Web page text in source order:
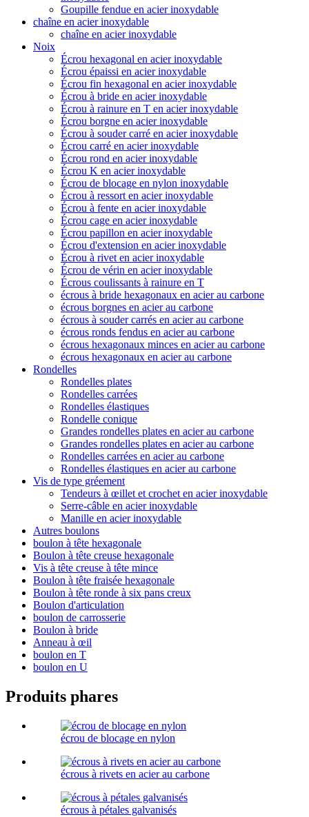
Goupille fendue en acier inoxydable
chaîne en acier inoxydable
chaîne en acier inoxydable
Noix
Écrou hexagonal en acier inoxydable
Écrou épaissi en acier inoxydable
Écrou fin hexagonal en acier inoxydable
Écrou à bride en acier inoxydable
Écrou à rainure en T en acier inoxydable
Écrou borgne en acier inoxydable
Écrou à souder carré en acier inoxydable
Écrou carré en acier inoxydable
Écrou rond en acier inoxydable
Écrou K en acier inoxydable
Écrou de blocage en nylon inoxydable
Écrou à ressort en acier inoxydable
Écrou à fente en acier inoxydable
Écrou cage en acier inoxydable
Écrou papillon en acier inoxydable
Écrou d'extension en acier inoxydable
Écrou à rivet en acier inoxydable
Écrou de vérin en acier inoxydable
Écrous coulissants à rainure en T
écrous à bride hexagonaux en acier au carbone
écrous borgnes en acier au carbone
écrous à souder carrés en acier au carbone
écrous ronds fendus en acier au carbone
écrous hexagonaux minces en acier au carbone
écrous hexagonaux en acier au carbone
Rondelles
Rondelles plates
Rondelles carrées
Rondelles élastiques
Rondelle conique
Grandes rondelles plates en acier au carbone
Grandes rondelles plates en acier au carbone
Rondelles carrées en acier au carbone
Rondelles élastiques en acier au carbone
Vis de type gréement
Tendeurs à œillet et crochet en acier inoxydable
Serre-câble en acier inoxydable
Manille en acier inoxydable
Autres boulons
boulon à tête hexagonale
Boulon à tête creuse hexagonale
Vis à tête creuse à tête mince
Boulon à tête fraisée hexagonale
Boulon à tête ronde à six pans creux
Boulon d'articulation
boulon de carrosserie
Boulon à bride
Anneau à œil
boulon en T
boulon en U
Produits phares
écrou de blocage en nylon
écrous à rivets en acier au carbone
écrous à pétales galvanisés